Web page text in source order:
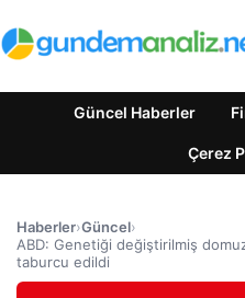
Güncel Haberler
Çerez
Haberler›Güncel›
ABD: Genetiği değiştirilmiş
taburcu edildi